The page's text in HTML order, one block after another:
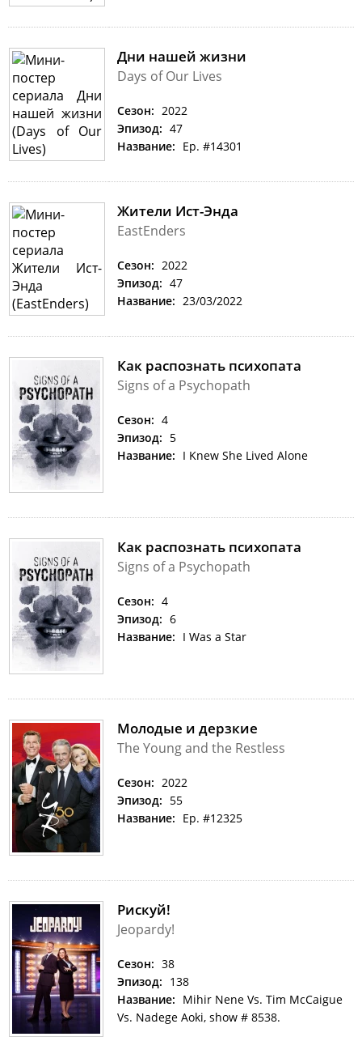
Дни нашей жизни
Days of Our Lives
Сезон: 2022
Эпизод: 47
Название: Ep. #14301
Жители Ист-Энда
EastEnders
Сезон: 2022
Эпизод: 47
Название: 23/03/2022
Как распознать психопата
Signs of a Psychopath
Сезон: 4
Эпизод: 5
Название: I Knew She Lived Alone
Как распознать психопата
Signs of a Psychopath
Сезон: 4
Эпизод: 6
Название: I Was a Star
Молодые и дерзкие
The Young and the Restless
Сезон: 2022
Эпизод: 55
Название: Ep. #12325
Рискуй!
Jeopardy!
Сезон: 38
Эпизод: 138
Название: Mihir Nene Vs. Tim McCaigue
Vs. Nadege Aoki, show # 8538.